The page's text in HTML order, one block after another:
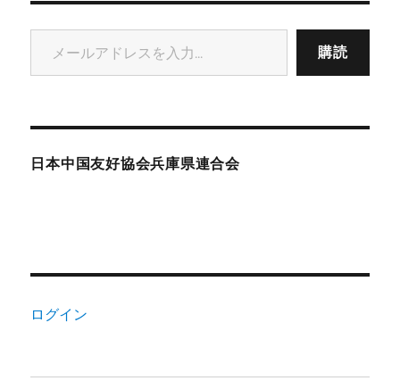
メールアドレスを入力...
購読
日本中国友好協会兵庫県連合会
ログイン